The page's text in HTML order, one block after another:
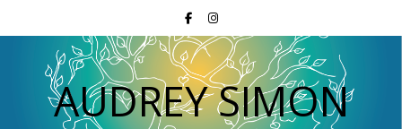
AUDREY SIMON